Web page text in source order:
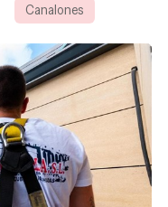
Canalones